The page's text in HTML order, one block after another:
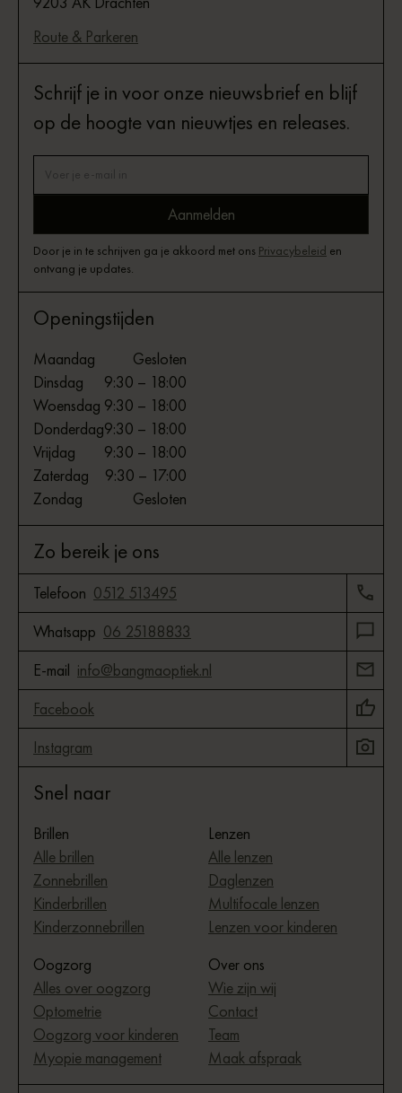
Route & Parkeren
Schrijf je in voor onze nieuwsbrief en blijf
op de hoogte van nieuwtjes en releases.
Door je in te schrijven ga je akkoord met ons Privacybeleid en
ontvang je updates.
Openingstijden
Maandag
Gesloten
Dinsdag
9:30 – 18:00
Woensdag 9:30 – 18:00
Donderdag9:30 – 18:00
Vrijdag
9:30 – 18:00
Zaterdag
9:30 – 17:00
Zondag
Gesloten
Zo bereik je ons
Telefoon 0512 513495
Whatsapp 06 25188833
E-mail info@bangmaoptiek.nl
Facebook
Instagram
Snel naar
Brillen
Alle brillen
Zonnebrillen
Kinderbrillen
Kinderzonnebrillen
Lenzen
Alle lenzen
Daglenzen
Multifocale lenzen
Lenzen voor kinderen
Oogzorg
Alles over oogzorg
Optometrie
Oogzorg voor kinderen
Myopie management
Over ons
Wie zijn wij
Contact
Team
Maak afspraak